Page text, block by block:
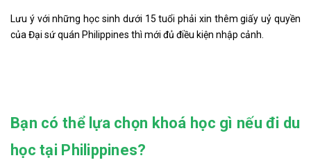
Lưu ý với những học sinh dưới 15 tuổi phải xin thêm giấy uỷ quyền
của Đại sứ quán Philippines thì mới đủ điều kiện nhập cảnh.
Bạn có thể lựa chọn khoá học gì nếu đi du
học tại Philippines?